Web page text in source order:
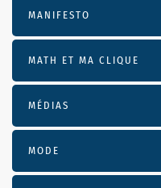
MANIFESTO
MATH ET MA CLIQUE
MÉDIAS
MODE